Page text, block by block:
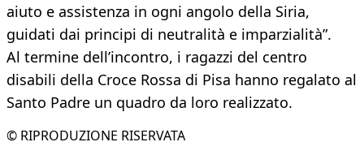
aiuto e assistenza in ogni angolo della Siria,
guidati dai principi di neutralità e imparzialità”.
Al termine dell’incontro, i ragazzi del centro
disabili della Croce Rossa di Pisa hanno regalato al
Santo Padre un quadro da loro realizzato.
© RIPRODUZIONE RISERVATA